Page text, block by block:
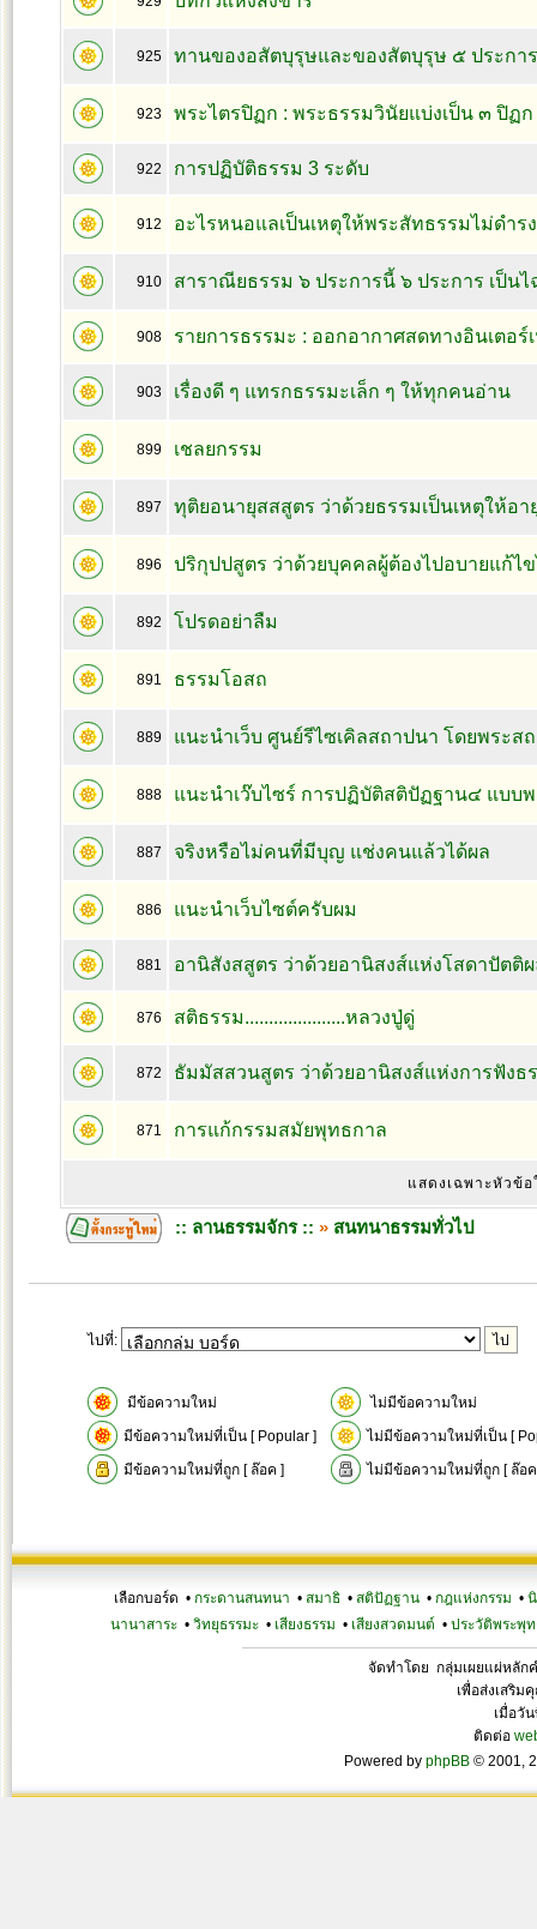
925 ทานของอสัตบุรุษและของสัตบุรุษ ๕ ประกา
923 พระไตรปิฏก : พระธรรมวินัยแบ่งเป็น ๓ ปิฏก
922 การปฏิบัติธรรม 3 ระดับ
912 อะไรหนอแลเป็นเหตุให้พระสัทธรรมไม่ดำร
910 สาราณียธรรม ๖ ประการนี้ ๖ ประการ เป็นไ
908 รายการธรรมะ : ออกอากาศสดทางอินเตอร์
903 เรื่องดี ๆ แทรกธรรมะเล็ก ๆ ให้ทุกคนอ่าน
899 เชลยกรรม
897 ทุติยอนายุสสสูตร ว่าด้วยธรรมเป็นเหตุให้อา
896 ปริกุปปสูตร ว่าด้วยบุคคลผู้ต้องไปอบายแก้ไ
892 โปรดอย่าลืม
891 ธรรมโอสถ
889 แนะนำเว็บ ศูนย์รีไซเคิลสถาปนา โดยพระส
888 แนะนำเว๊บไซร์ การปฏิบัติสติปัฏฐาน๔ แบบ
887 จริงหรือไม่คนที่มีบุญ แช่งคนแล้วได้ผล
886 แนะนำเว็บไซต์ครับผม
881 อานิสังสสูตร ว่าด้วยอานิสงส์แห่งโสดาปัตติ
876 สติธรรม.....................หลวงปู่ดู่
872 ธัมมัสสวนสูตร ว่าด้วยอานิสงส์แห่งการฟังธ
871 การแก้กรรมสมัยพุทธกาล
แสดงเฉพาะหัวข้อ
:: ลานธรรมจักร :: » สนทนาธรรมทั่วไป
ไปที่:
มีข้อความใหม่
ไม่มีข้อความใหม่
มีข้อความใหม่ที่เป็น [ Popular ]
ไม่มีข้อความใหม่ที่เป็น [
มีข้อความใหม่ที่ถูก [ ล๊อค ]
ไม่มีข้อความใหม่ที่ถูก [ ล๊อ
เลือกบอร์ด • กระดานสนทนา • สมาธิ • สติปัฏฐาน • กฎแห่งกรรม •
นานาสาระ• วิทยุธรรมะ• เสียงธรรม • เสียงสวดมนต์ • ประวัติพระพุท
จัดทำโดย กลุ่มเผยแผ่หลัก
เพื่อส่งเสริม
เมื่อวั
ติดต่อ
Powered by phpBB © 2001,